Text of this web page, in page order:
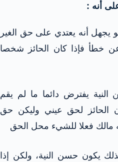
أنه يعتدي على حق الغير
عن خطأ فإذا كان الحائز شخصا
النية يفترض دائما ما لم يقم
الحائز لحق عيني وليكن حق
مالك فعلا للشيء محل الحق
يكون حسن النية، ولكن إذا